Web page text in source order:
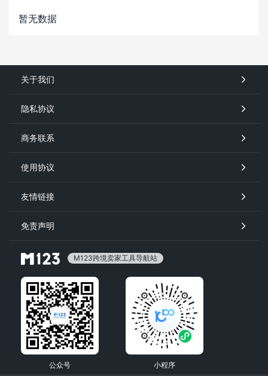
暂无数据
关于我们
隐私协议
商务联系
使用协议
友情链接
免责声明
M123跨境卖家工具导航站
公众号 小程序